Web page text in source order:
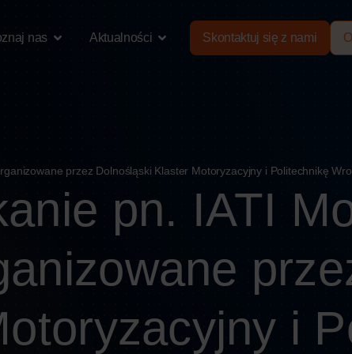
nas Aktualności Skontaktuj się z nami
przez Dolnośląski Klaster Motoryzacyjny i Politechnikę
pn. IATI
i